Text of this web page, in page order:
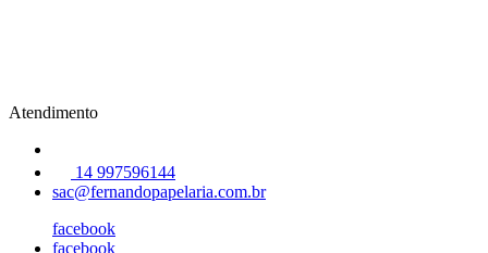
Atendimento
14 997596144
sac@fernandopapelaria.com.br
facebook
facebook